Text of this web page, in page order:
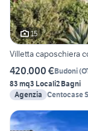
15
Villetta caposchiera
420.000 €Budoni(
83 mq3 Locali2 Bagni
Agenzia Centocase